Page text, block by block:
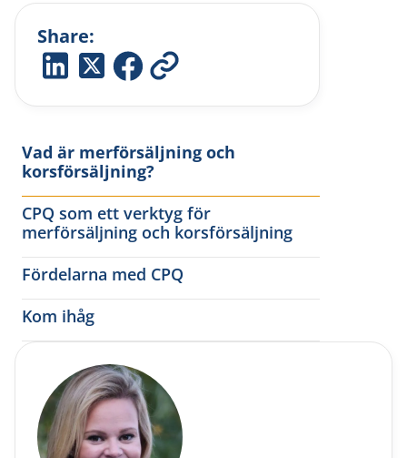
Share:
Vad är merförsäljning och
korsförsäljning?
CPQ som ett verktyg för
merförsäljning och korsförsäljning
Fördelarna med CPQ
Kom ihåg